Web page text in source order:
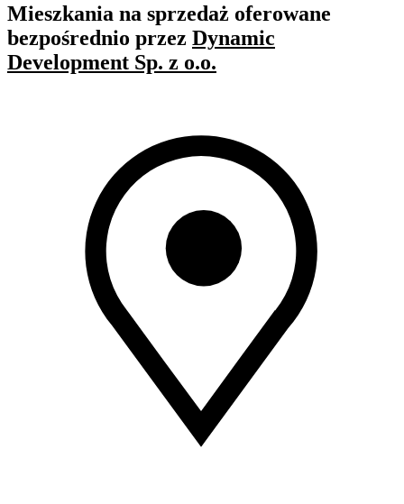
Mieszkania na sprzedaż oferowane
bezpośrednio przez Dynamic
Development Sp. z o.o.